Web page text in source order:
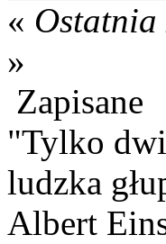
« Ostatnia
»
Zapisane
"Tylko
ludzka
Albert